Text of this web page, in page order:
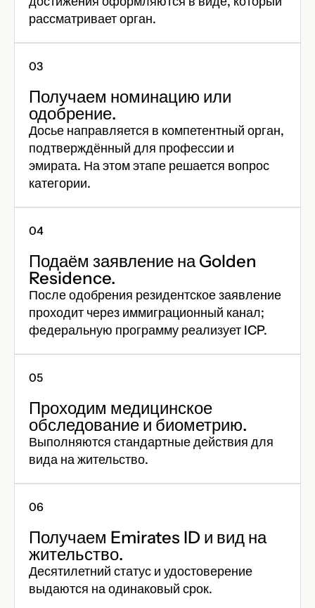
рассматривает орган.
Получаем номинацию или
одобрение.
Досье направляется в компетентный орган,
подтверждённый для профессии и
эмирата. На этом этапе решается вопрос
категории.
Подаём заявление на Golden
Residence.
После одобрения резидентское заявление
проходит через иммиграционный канал;
федеральную программу реализует ICP.
Проходим медицинское
обследование и биометрию.
Выполняются стандартные действия для
вида на жительство.
Получаем Emirates ID и вид на
жительство.
Десятилетний статус и удостоверение
выдаются на одинаковый срок.